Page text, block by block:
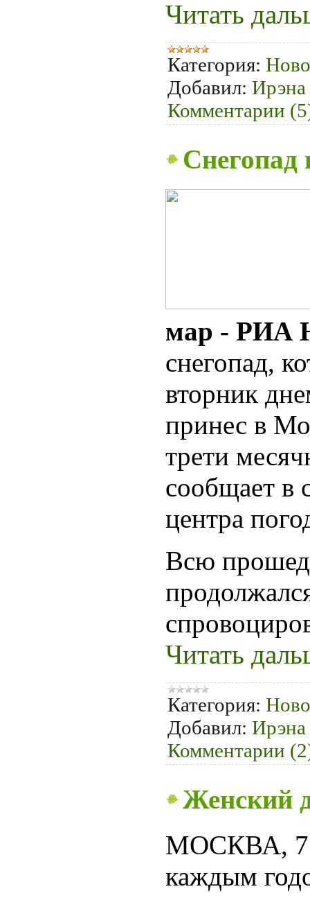
Читать
Категория:
Добавил: Ирэна
Комментарии
Снегопад
мар - РИА
снегопад,
вторник
принес в
трети
сообщает в
центра
Всю
Читать
Категория:
Добавил: Ирэна
Комментарии
Женский
МОСКВА, 7
каждым